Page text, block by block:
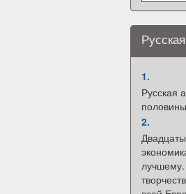
1.
Русская
2.
лучшему.